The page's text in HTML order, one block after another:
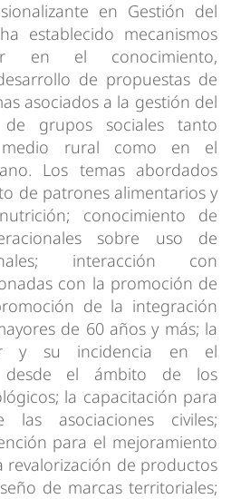
en Gestión del
establecido mecanismos
en el conocimiento,
de propuestas de
asociados a la gestión del
de grupos sociales tanto
rural como en el
Los temas abordados
de patrones alimentarios y
conocimiento de
sobre uso de
interacción con
con la promoción de
de la integración
de 60 años y más; la
y su incidencia en el
desde el ámbito de los
la capacitación para
asociaciones civiles;
para el mejoramiento
revalorización de productos
de marcas territoriales;